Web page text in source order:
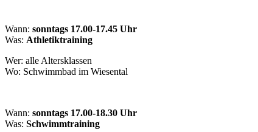
Wann: sonntags 17.00-17.45 Uhr
Was: Athletiktraining
Wer: alle Altersklassen
Wo: Schwimmbad im Wiesental
Wann: sonntags 17.00-18.30 Uhr
Was: Schwimmtraining